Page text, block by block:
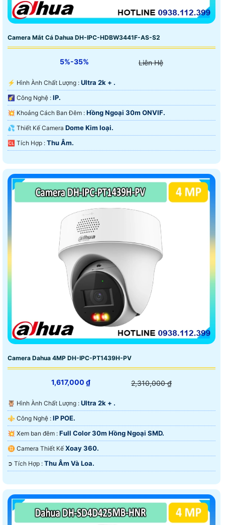
Camera Mắt Cá Dahua DH-IPC-HDBW3441F-AS-S2
5%-35% Liên Hệ
️⚡ Hình Ành Chất Lượng : Ultra 2k + .
🌠 Công Nghệ : IP.
💥 Khoảng Cách Ban Đêm : Hồng Ngoại 30m ONVIF.
💦 Thiết Kế Camera Dome Kim loại.
️🆑 Tích Hợp : Thu Âm.
Camera Dahua 4MP DH-IPC-PT1439H-PV
1,617,000 ₫ 2,310,000 ₫
🦉 Hình Ành Chất Lượng : Ultra 2k + .
⚜️ Công Nghệ : IP POE.
💥 Xem ban đêm : Full Color 30m Hồng Ngoại SMD.
♊ Camera Thiết Kế Xoay 360.
️➲ Tích Hợp : Thu Âm Và Loa.